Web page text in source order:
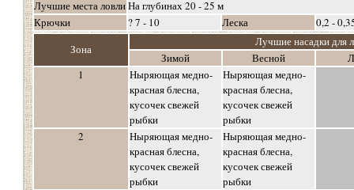
Лучшие места ловлиНа глубинах 20 - 25 м
Крючки
? 7 - 10 Леска
0,2 -
Зонао
Лучшие насадки для
Зимой
Весной
1
Ныряющая медно-
красная блесна,
кусочек свежей
рыбки
Ныряющая медно-
красная блесна,
кусочек свежей
рыбки
2
Ныряющая медно-
красная блесна,
кусочек свежей
рыбки
Ныряющая медно-
красная блесна,
кусочек свежей
рыбки